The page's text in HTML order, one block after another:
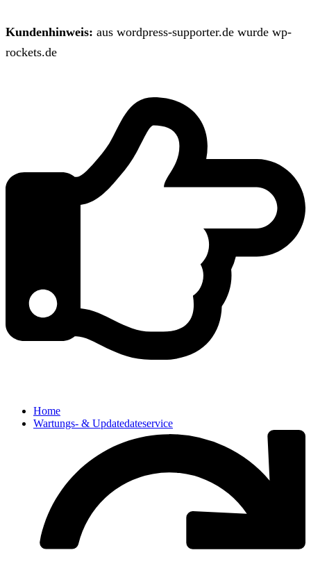
Kundenhinweis: aus wordpress-supporter.de wurde wp-
rockets.de
Home
Wartungs- & Updatedateservice